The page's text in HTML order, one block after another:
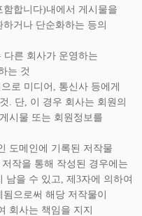
합니다)내에서 게시물을
거나 단순화하는 등의
다른 회사가 운영하는
는 것
로 미디어, 통신사 등에게
. 단, 이 경우 회사는 회원의
시물 또는 회원정보를
도메인에 기록된 저작물
작을 통해 작성된 경우에는
남을 수 있고, 제3자에 의하여
으로써 해당 저작물이
회사는 책임을 지지